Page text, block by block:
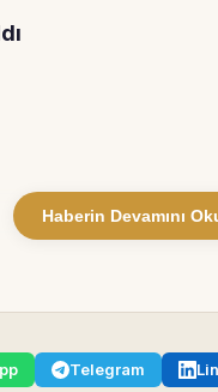
Haberin Devamını
Telegram